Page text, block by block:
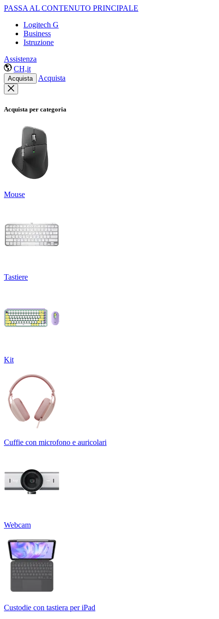
PASSA AL CONTENUTO PRINCIPALE
Logitech G
Business
Istruzione
Assistenza
CH,it
Acquista Acquista
Acquista per categoria
Mouse
Tastiere
Kit
Cuffie con microfono e auricolari
Webcam
Custodie con tastiera per iPad